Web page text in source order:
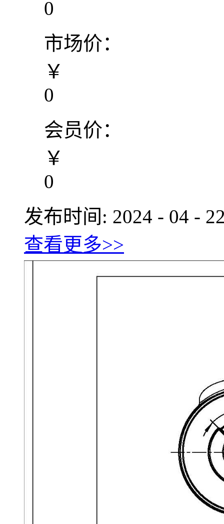
0
市场价：
￥
0
会员价：
￥
0
发布时间: 2024 - 04 -
查看更多>>